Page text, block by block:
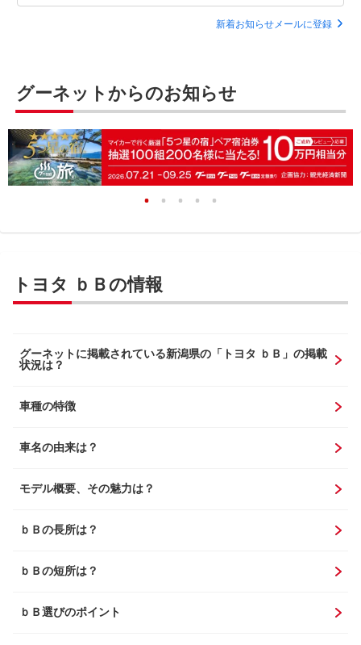
新着お知らせメールに登録
グーネットからのお知らせ
トヨタ ｂＢの情報
グーネットに掲載されている新潟県の「トヨタ ｂＢ」の掲載
状況は？
車種の特徴
車名の由来は？
モデル概要、その魅力は？
ｂＢの長所は？
ｂＢの短所は？
ｂＢ選びのポイント